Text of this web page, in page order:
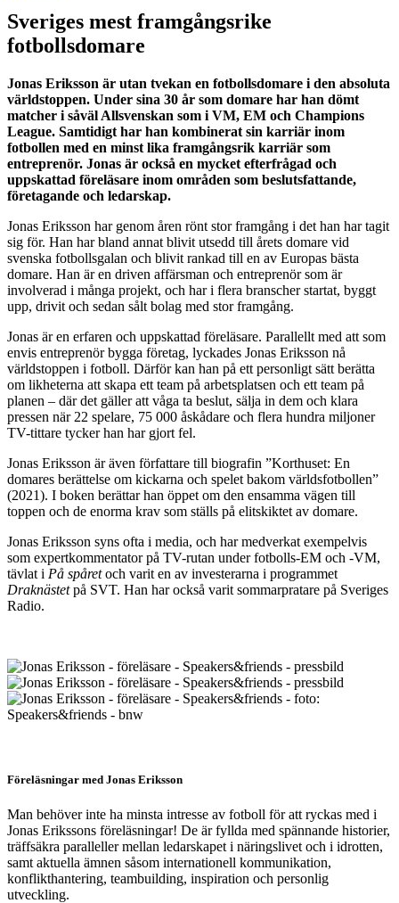
Sveriges mest framgångsrike
fotbollsdomare
Jonas Eriksson är utan tvekan en fotbollsdomare i den absoluta
världstoppen. Under sina 30 år som domare har han dömt
matcher i såväl Allsvenskan som i VM, EM och Champions
League. Samtidigt har han kombinerat sin karriär inom
fotbollen med en minst lika framgångsrik karriär som
entreprenör. Jonas är också en mycket efterfrågad och
uppskattad föreläsare inom områden som beslutsfattande,
företagande och ledarskap.
Jonas Eriksson har genom åren rönt stor framgång i det han har tagit
sig för. Han har bland annat blivit utsedd till årets domare vid
svenska fotbollsgalan och blivit rankad till en av Europas bästa
domare. Han är en driven affärsman och entreprenör som är
involverad i många projekt, och har i flera branscher startat, byggt
upp, drivit och sedan sålt bolag med stor framgång.
Jonas är en erfaren och uppskattad föreläsare. Parallellt med att som
envis entreprenör bygga företag, lyckades Jonas Eriksson nå
världstoppen i fotboll. Därför kan han på ett personligt sätt berätta
om likheterna att skapa ett team på arbetsplatsen och ett team på
planen – där det gäller att våga ta beslut, sälja in dem och klara
pressen när 22 spelare, 75 000 åskådare och flera hundra miljoner
TV-tittare tycker han har gjort fel.
Jonas Eriksson är även författare till biografin ”Korthuset: En
domares berättelse om kickarna och spelet bakom världsfotbollen”
(2021). I boken berättar han öppet om den ensamma vägen till
toppen och de enorma krav som ställs på elitskiktet av domare.
Jonas Eriksson syns ofta i media, och har medverkat exempelvis
som expertkommentator på TV-rutan under fotbolls-EM och -VM,
tävlat i På spåretoch varit en av investerarna i programmet
Draknästetpå SVT. Han har också varit sommarpratare på Sveriges
Radio.
Föreläsningar med Jonas Eriksson
Man behöver inte ha minsta intresse av fotboll för att ryckas med i
Jonas Erikssons föreläsningar! De är fyllda med spännande historier,
träffsäkra paralleller mellan ledarskapet i näringslivet och i idrotten,
samt aktuella ämnen såsom internationell kommunikation,
konflikthantering, teambuilding, inspiration och personlig
utveckling.